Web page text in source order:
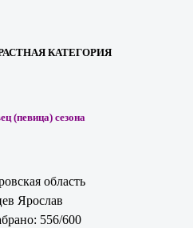
КАТЕГОРИЯ
(певица) сезона
область
Ярослав
556/600